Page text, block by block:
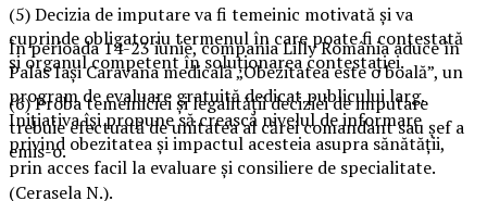
(5) Decizia de imputare va fi temeinic motivată şi va
cuprinde obligatoriu termenul în care poate fi contestată
şi organul competent în soluţionarea contestaţiei.
(6) Proba temeiniciei şi legalităţii deciziei de imputare
trebuie efectuată de unitatea al cărei comandant sau şef a
emis-o.
(Cerasela N.).
În perioada 14-23 iunie, compania Lilly România aduce în
Palas Iași Caravana medicală „Obezitatea este o boală”, un
program de evaluare gratuită dedicat publicului larg.
Inițiativa își propune să crească nivelul de informare
privind obezitatea și impactul acesteia asupra sănătății,
prin acces facil la evaluare și consiliere de specialitate.